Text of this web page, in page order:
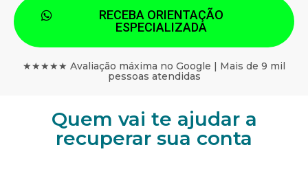
RECEBA ORIENTAÇÃO
ESPECIALIZADA
★★★★★ Avaliação máxima no Google | Mais de 9 mil
pessoas atendidas
Quem vai te ajudar a
recuperar sua conta